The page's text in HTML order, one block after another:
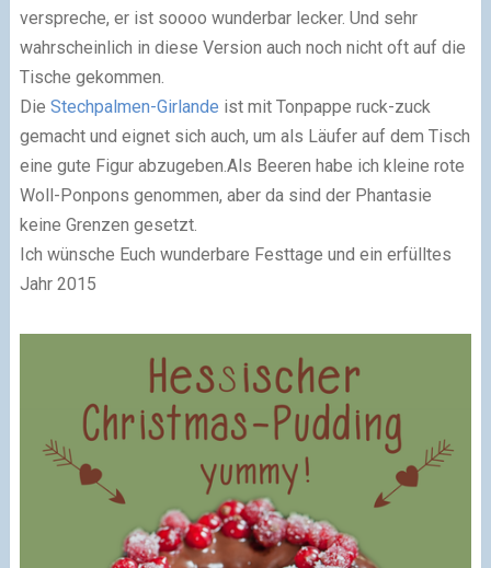
verspreche, er ist soooo wunderbar lecker. Und sehr
wahrscheinlich in diese Version auch noch nicht oft auf die
Tische gekommen.
Die Stechpalmen-Girlande ist mit Tonpappe ruck-zuck
gemacht und eignet sich auch, um als Läufer auf dem Tisch
eine gute Figur abzugeben.Als Beeren habe ich kleine rote
Woll-Ponpons genommen, aber da sind der Phantasie
keine Grenzen gesetzt.
Ich wünsche Euch wunderbare Festtage und ein erfülltes
Jahr 2015